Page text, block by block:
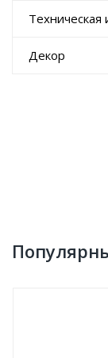
Техническая
Декор